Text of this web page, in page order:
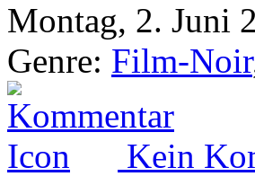
Montag, 2. Juni
Genre: Film-Noir
Kein